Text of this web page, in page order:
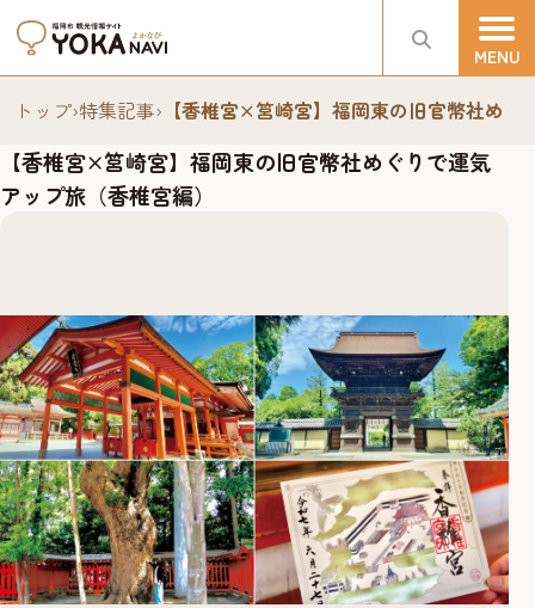
トップ›特集記事› 【香椎宮×筥崎宮】福岡東の旧官幣社め
【香椎宮×筥崎宮】福岡東の旧官幣社めぐりで運気
アップ旅（香椎宮編）